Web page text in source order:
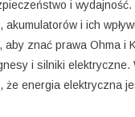
i
akumulatorów i ich
aby znać prawa Ohma i
i silniki elektryczne.
że energia elektryczna